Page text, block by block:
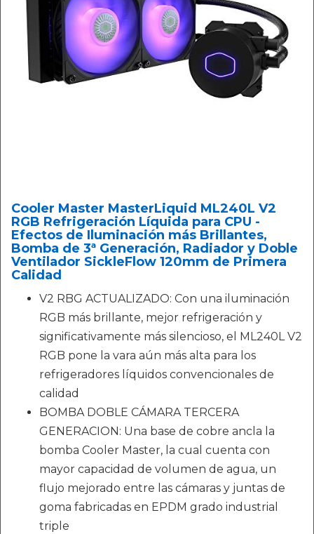
Cooler Master MasterLiquid ML240L V2
RGB Refrigeración Líquida para CPU -
Efectos de Iluminación más Brillantes,
Bomba de 3ª Generación, Radiador y Doble
Ventilador SickleFlow 120mm de Primera
Calidad
V2 RBG ACTUALIZADO: Con una iluminación
RGB más brillante, mejor refrigeración y
significativamente más silencioso, el ML240L V2
RGB pone la vara aún más alta para los
refrigeradores líquidos convencionales de
calidad
BOMBA DOBLE CÁMARA TERCERA
GENERACION: Una base de cobre ancla la
bomba Cooler Master, la cual cuenta con
mayor capacidad de volumen de agua, un
flujo mejorado entre las cámaras y juntas de
goma fabricadas en EPDM grado industrial
triple